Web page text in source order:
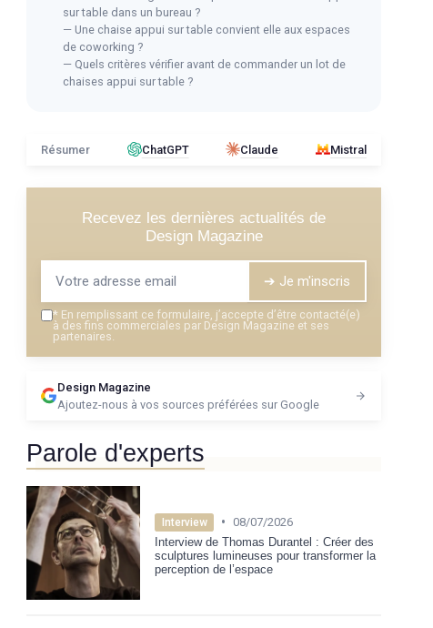
sur table dans un bureau ?
— Une chaise appui sur table convient elle aux espaces
de coworking ?
— Quels critères vérifier avant de commander un lot de
chaises appui sur table ?
Résumer ChatGPT Claude Mistral
Recevez les dernières actualités de
Design Magazine
➔ Je m'inscris
* En remplissant ce formulaire, j’accepte d’être contacté(e)
à des fins commerciales par Design Magazine et ses
partenaires.
Design Magazine
Ajoutez-nous à vos sources préférées sur Google
Parole d'experts
Interview • 08/07/2026
Interview de Thomas Durantel : Créer des
sculptures lumineuses pour transformer la
perception de l’espace